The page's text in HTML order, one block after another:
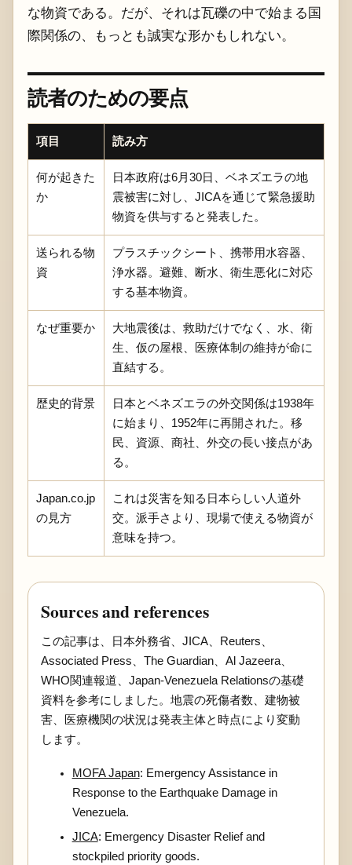
な物資である。だが、それは瓦礫の中で始まる国
際関係の、もっとも誠実な形かもしれない。
読者のための要点
項目 読み方
何が起きた
か
日本政府は6月30日、ベネズエラの地
震被害に対し、JICAを通じて緊急援助
物資を供与すると発表した。
送られる物
資
プラスチックシート、携帯用水容器、
浄水器。避難、断水、衛生悪化に対応
する基本物資。
なぜ重要か
大地震後は、救助だけでなく、水、衛
生、仮の屋根、医療体制の維持が命に
直結する。
歴史的背景
日本とベネズエラの外交関係は1938年
に始まり、1952年に再開された。移
民、資源、商社、外交の長い接点があ
る。
Japan.co.jp
の見方
これは災害を知る日本らしい人道外
交。派手さより、現場で使える物資が
意味を持つ。
Sources and references
この記事は、日本外務省、JICA、Reuters、
Associated Press、The Guardian、Al Jazeera、
WHO関連報道、Japan-Venezuela Relationsの基礎
資料を参考にしました。地震の死傷者数、建物被
害、医療機関の状況は発表主体と時点により変動
します。
MOFA Japan: Emergency Assistance in
Response to the Earthquake Damage in
Venezuela.
JICA: Emergency Disaster Relief and
stockpiled priority goods.